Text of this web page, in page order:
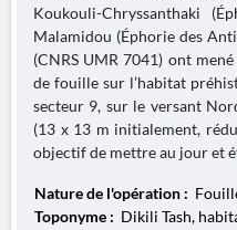
Koukouli-Chryssanthaki
Malamidou (Éphorie des
(CNRS UMR 7041) ont
de fouille sur l’habitat
secteur 9, sur le versant
(13 x 13 m initialement,
objectif de mettre au jour et
Nature de l'opération :
Toponyme : Dikili Tash,